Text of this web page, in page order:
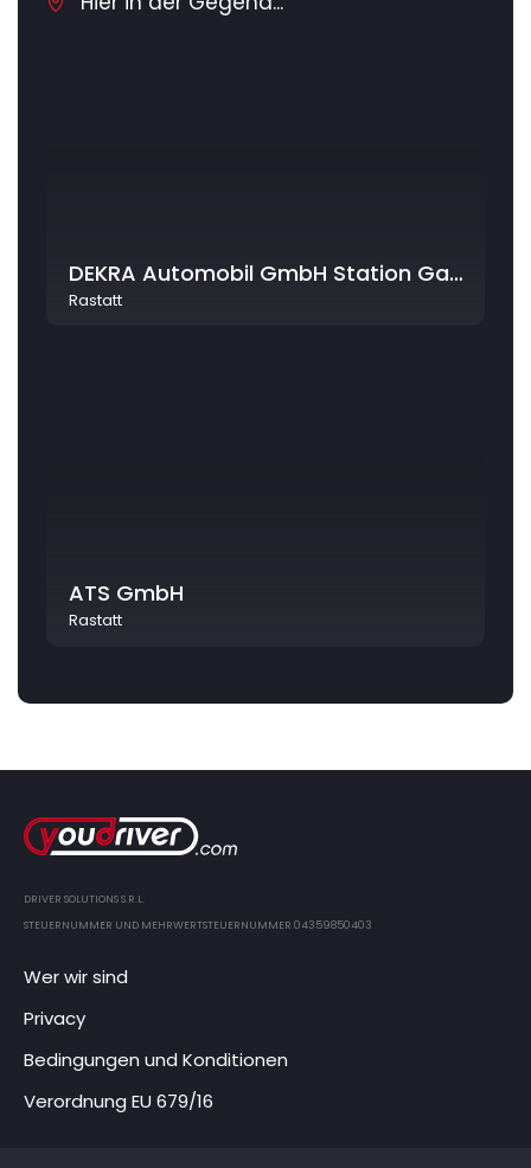
DEKRA Automobil GmbH Station Gaggenau
Rastatt
ATS GmbH
Rastatt
DRIVER SOLUTIONS S.R.L.
STEUERNUMMER UND MEHRWERTSTEUERNUMMER 04359850403
Wer wir sind
Privacy
Bedingungen und Konditionen
Verordnung EU 679/16